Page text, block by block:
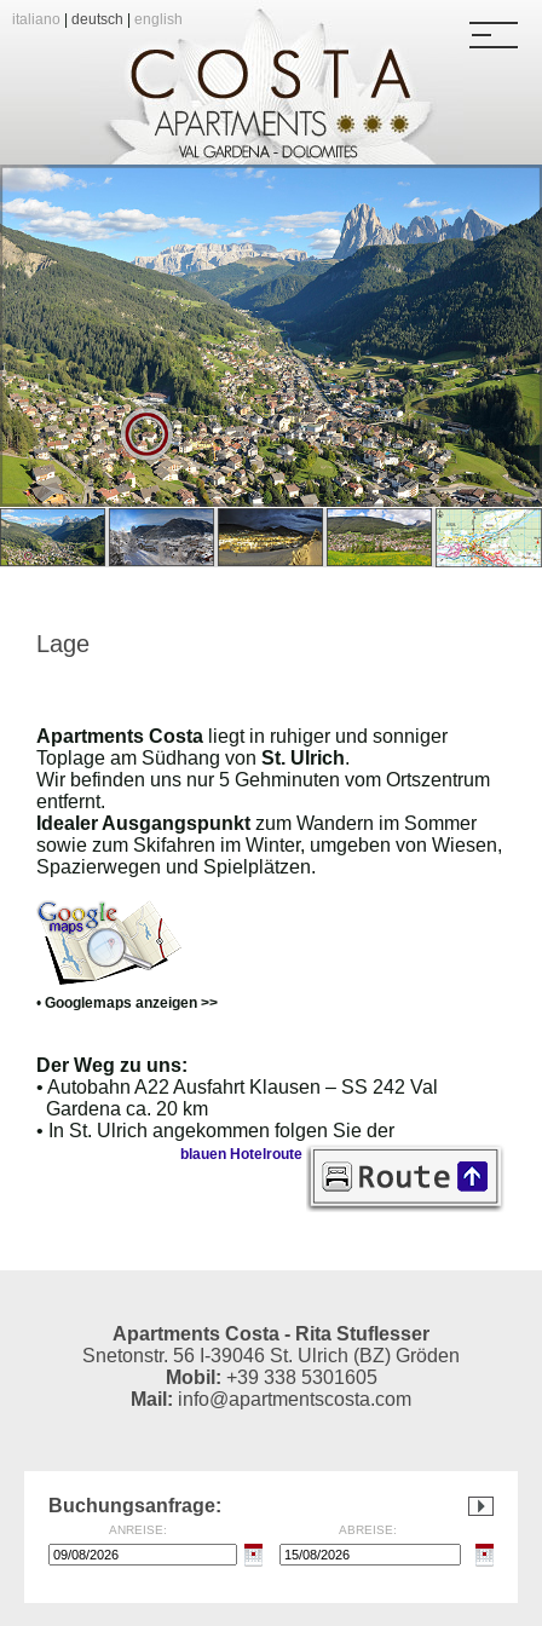
Lage
Apartments Costa liegt in ruhiger und sonniger
Toplage am Südhang von St. Ulrich.
Wir befinden uns nur 5 Gehminuten vom Ortszentrum
entfernt.
Idealer Ausgangspunkt zum Wandern im Sommer
sowie zum Skifahren im Winter, umgeben von Wiesen,
Spazierwegen und Spielplätzen.
• Googlemaps anzeigen >>
Der Weg zu uns:
• Autobahn A22 Ausfahrt Klausen – SS 242 Val
Gardena ca. 20 km
• In St. Ulrich angekommen folgen Sie der
blauen Hotelroute
italiano deutsch english
Apartments Costa - Rita Stuflesser
Snetonstr. 56 I-39046 St. Ulrich (BZ) Gröden
Mobil: +39 338 5301605
Mail: info@apartmentscosta.com
Buchungsanfrage:
ANREISE: ABREISE: